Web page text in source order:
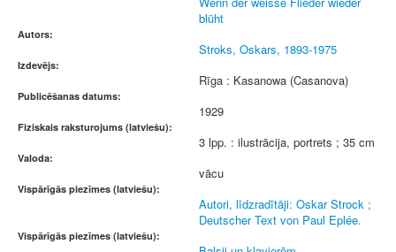
blüht
Autors:
Stroks, Oskars, 1893-1975
Izdevējs:
Rīga : Kasanowa (Casanova)
Publicēšanas datums:
1929
Fiziskais raksturojums (latviešu):
3 lpp. : ilustrācija, portrets ; 35 cm
Valoda:
vācu
Vispārīgās piezīmes (latviešu):
Autori, līdzradītāji: Oskar Strock ;
Deutscher Text von Paul Eplée.
Vispārīgās piezīmes (latviešu):